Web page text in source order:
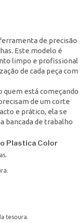
de precisão
Este modelo é
limpo e profissional
de cada peça com
quem está começando
de um corte
e prático, ela se
bancada de trabalho
Plastica Color
tesoura.